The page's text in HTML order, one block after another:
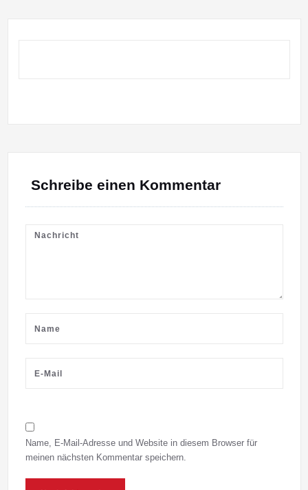
Schreibe einen Kommentar
Name, E-Mail-Adresse und Website in diesem Browser für
meinen nächsten Kommentar speichern.